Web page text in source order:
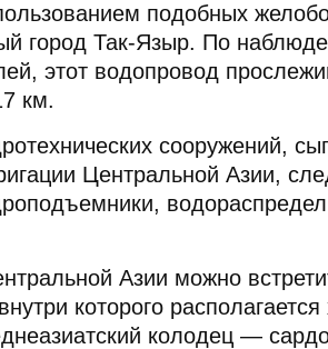
подобных
город Так-Языр. По
этот водопровод
км.
сооружений,
Центральной Азии,
Азии можно
которого
колодец —